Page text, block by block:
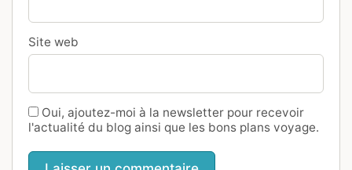
Site web
Oui, ajoutez-moi à la newsletter pour recevoir
l'actualité du blog ainsi que les bons plans voyage.